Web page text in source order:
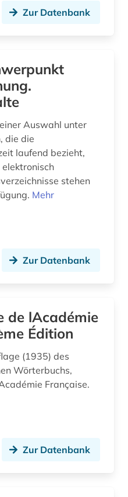
historische sprachwissenschaft (1)
Zur Datenbank
Auswahl unter
die die
laufend bezieht,
stehen
Mehr
Zur Datenbank
de lAcadémie
Édition
(1935) des
Wörterbuchs,
Française.
Zur Datenbank